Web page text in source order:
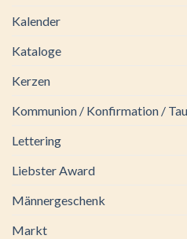
Kalender
Kataloge
Kerzen
Kommunion / Konfirmation /
Lettering
Liebster Award
Männergeschenk
Markt